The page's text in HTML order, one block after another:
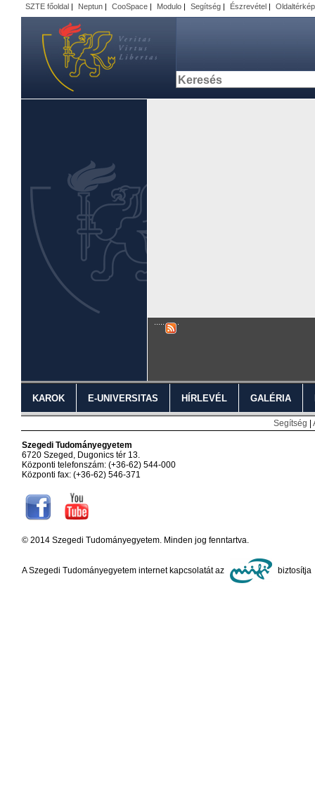
SZTE főoldal | Neptun | CooSpace | Modulo | Segítség | Észrevétel | Oldaltérkép
KAROK E-UNIVERSITAS HÍRLEVÉL GALÉRIA
Segítség
Szegedi Tudományegyetem
6720 Szeged, Dugonics tér 13.
Központi telefonszám: (+36-62) 544-000
Központi fax: (+36-62) 546-371
© 2014 Szegedi Tudományegyetem. Minden jog fenntartva.
A Szegedi Tudományegyetem internet kapcsolatát az biztosítja